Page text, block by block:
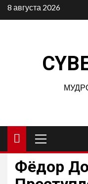
Перейти
к
8 августа 2026
меню
Фёдор